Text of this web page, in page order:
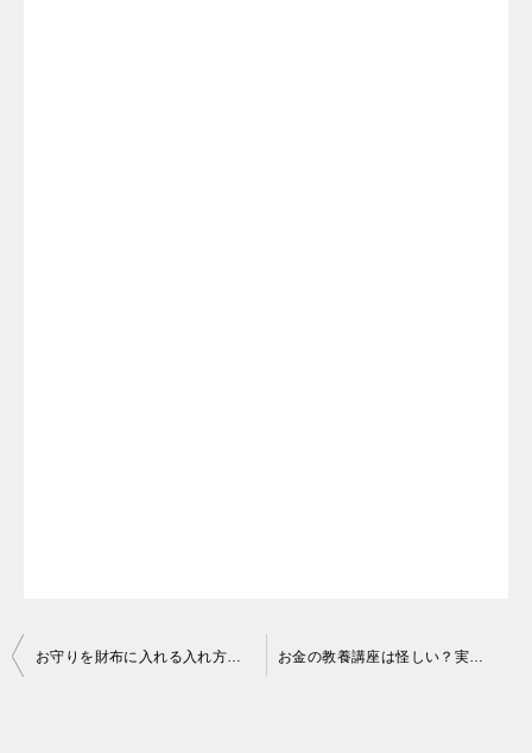
投
お守りを財布に入れる入れ方！複数入れてもケンカしない？金運アップの神社 お金の教養講座は怪しい？実際に受講した感想とセミナーの評価